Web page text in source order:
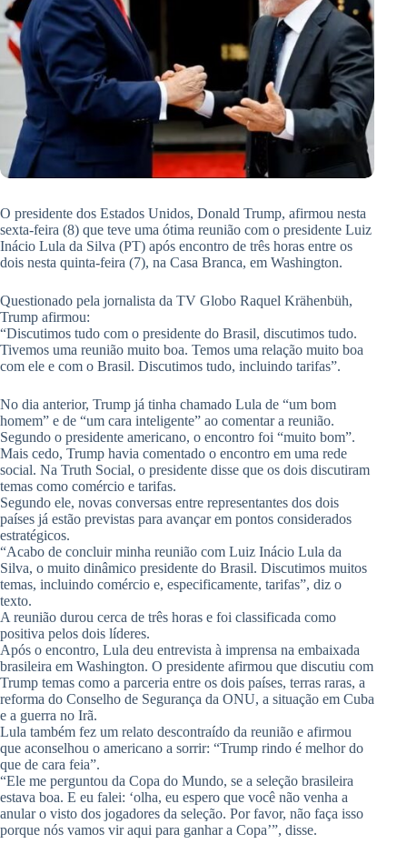
O presidente dos Estados Unidos, Donald Trump, afirmou nesta
sexta-feira (8) que teve uma ótima reunião com o presidente Luiz
Inácio Lula da Silva (PT) após encontro de três horas entre os
dois nesta quinta-feira (7), na Casa Branca, em Washington.
Questionado pela jornalista da TV Globo Raquel Krähenbüh,
Trump afirmou:
“Discutimos tudo com o presidente do Brasil, discutimos tudo.
Tivemos uma reunião muito boa. Temos uma relação muito boa
com ele e com o Brasil. Discutimos tudo, incluindo tarifas”.
No dia anterior, Trump já tinha chamado Lula de “um bom
homem” e de “um cara inteligente” ao comentar a reunião.
Segundo o presidente americano, o encontro foi “muito bom”.
Mais cedo, Trump havia comentado o encontro em uma rede
social. Na Truth Social, o presidente disse que os dois discutiram
temas como comércio e tarifas.
Segundo ele, novas conversas entre representantes dos dois
países já estão previstas para avançar em pontos considerados
estratégicos.
“Acabo de concluir minha reunião com Luiz Inácio Lula da
Silva, o muito dinâmico presidente do Brasil. Discutimos muitos
temas, incluindo comércio e, especificamente, tarifas”, diz o
texto.
A reunião durou cerca de três horas e foi classificada como
positiva pelos dois líderes.
Após o encontro, Lula deu entrevista à imprensa na embaixada
brasileira em Washington. O presidente afirmou que discutiu com
Trump temas como a parceria entre os dois países, terras raras, a
reforma do Conselho de Segurança da ONU, a situação em Cuba
e a guerra no Irã.
Lula também fez um relato descontraído da reunião e afirmou
que aconselhou o americano a sorrir: “Trump rindo é melhor do
que de cara feia”.
“Ele me perguntou da Copa do Mundo, se a seleção brasileira
estava boa. E eu falei: ‘olha, eu espero que você não venha a
anular o visto dos jogadores da seleção. Por favor, não faça isso
porque nós vamos vir aqui para ganhar a Copa’”, disse.